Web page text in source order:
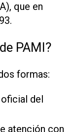
que en
PAMI?
formas:
oficial del
atención con